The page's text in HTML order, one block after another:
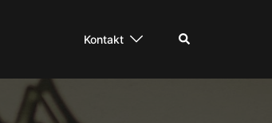
Kontakt Suche